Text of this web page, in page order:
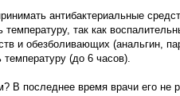
антибактериальные
так как
и обезболивающих (анальгин,
(до 6 часов).
В последнее время врачи его не